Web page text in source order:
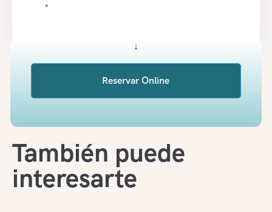
*
Reservar Online
También puede
interesarte